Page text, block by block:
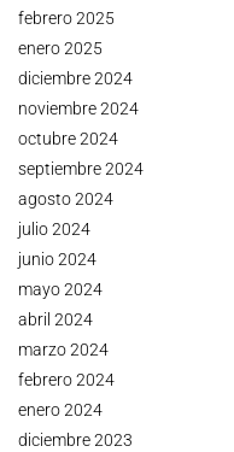
febrero 2025
enero 2025
diciembre 2024
noviembre 2024
octubre 2024
septiembre 2024
agosto 2024
julio 2024
junio 2024
mayo 2024
abril 2024
marzo 2024
febrero 2024
enero 2024
diciembre 2023